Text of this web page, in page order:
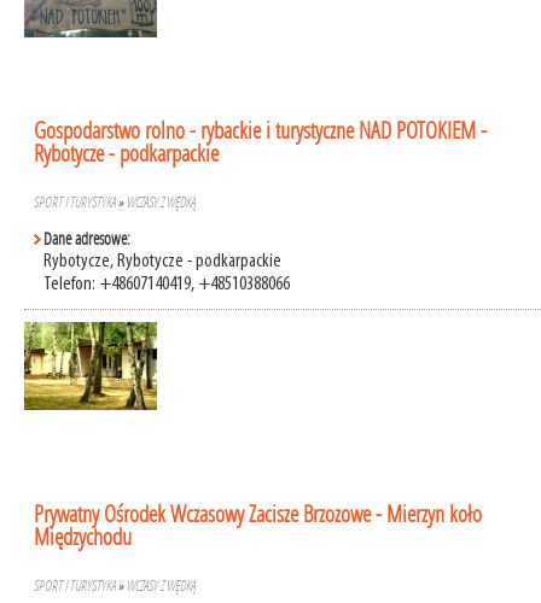
Gospodarstwo rolno - rybackie i turystyczne NAD POTOKIEM -
Rybotycze - podkarpackie
SPORT I TURYSTYKA» WCZASY Z WĘDKĄ
Dane adresowe:
Rybotycze, Rybotycze - podkarpackie
Telefon: +48607140419, +48510388066
Prywatny Ośrodek Wczasowy Zacisze Brzozowe - Mierzyn koło
Międzychodu
SPORT I TURYSTYKA» WCZASY Z WĘDKĄ